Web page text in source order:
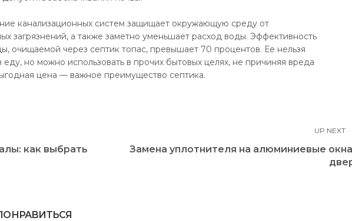
канализационных систем защищает окружающую среду от
загрязнений, а также заметно уменьшает расход воды. Эффективность
очищаемой через септик топас, превышает 70 процентов. Ее нельзя
еду, но можно использовать в прочих бытовых целях, не причиняя вреда
цена — важное преимущество септика.
как выбрать
UP NEXT
Замена уплотнителя на алюминиевые